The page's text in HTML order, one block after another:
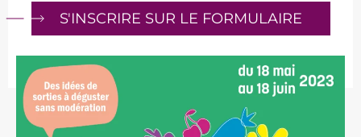
S'INSCRIRE SUR LE FORMULAIRE